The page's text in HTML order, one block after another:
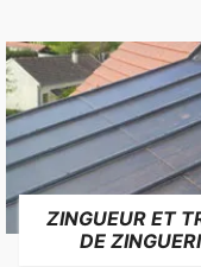
ZINGUEUR ET
DE